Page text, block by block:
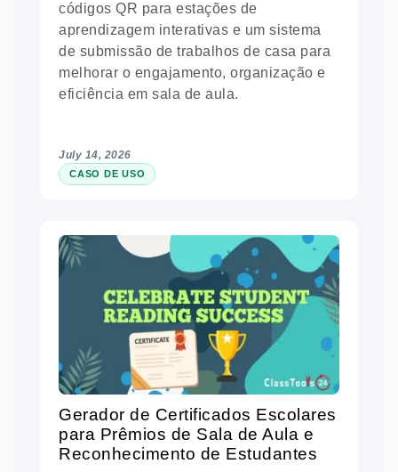
códigos QR para estações de
aprendizagem interativas e um sistema
de submissão de trabalhos de casa para
melhorar o engajamento, organização e
eficiência em sala de aula.
July 14, 2026
CASO DE USO
Gerador de Certificados Escolares
para Prêmios de Sala de Aula e
Reconhecimento de Estudantes